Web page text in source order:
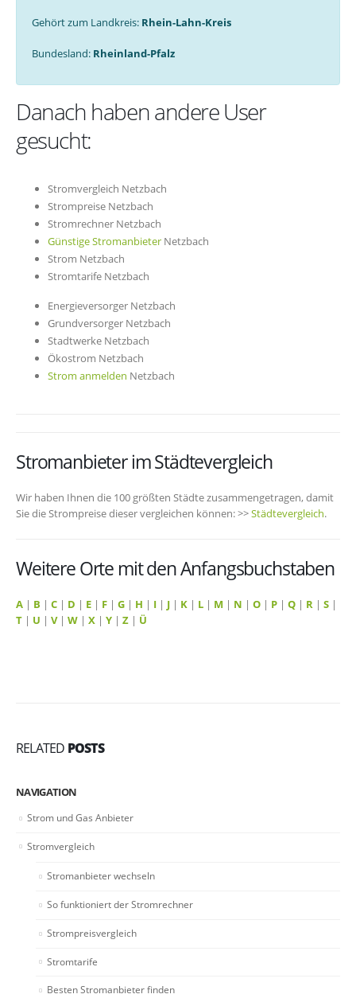
Gehört zum Landkreis: Rhein-Lahn-Kreis
Bundesland: Rheinland-Pfalz
Danach haben andere User
gesucht:
Stromvergleich Netzbach
Strompreise Netzbach
Stromrechner Netzbach
Günstige Stromanbieter Netzbach
Strom Netzbach
Stromtarife Netzbach
Energieversorger Netzbach
Grundversorger Netzbach
Stadtwerke Netzbach
Ökostrom Netzbach
Strom anmelden Netzbach
Stromanbieter im Städtevergleich
Wir haben Ihnen die 100 größten Städte zusammengetragen, damit
Sie die Strompreise dieser vergleichen können: >>Städtevergleich.
Weitere Orte mit den Anfangsbuchstaben
A | B | C | D | E | F | G | H | I | J | K | L | M | N | O | P | Q | R | S |
T | U | V| W | X | Y | Z | Ü
RELATED POSTS
NAVIGATION
Strom und Gas Anbieter
Stromvergleich
Stromanbieter wechseln
So funktioniert der Stromrechner
Strompreisvergleich
Stromtarife
Besten Stromanbieter finden